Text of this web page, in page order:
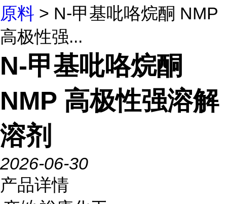
原料 > N-甲基吡咯烷酮 NMP
高极性强...
N-甲基吡咯烷酮
NMP 高极性强溶解
溶剂
2026-06-30
产品详情